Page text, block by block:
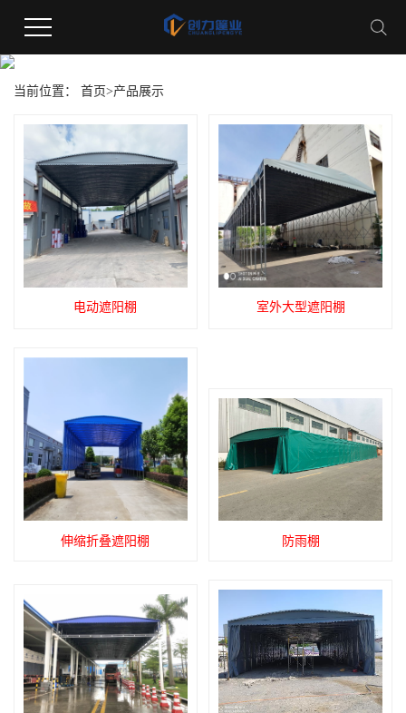
当前位置： 首页>产品展示
电动遮阳棚 室外大型遮阳棚
伸缩折叠遮阳棚 防雨棚